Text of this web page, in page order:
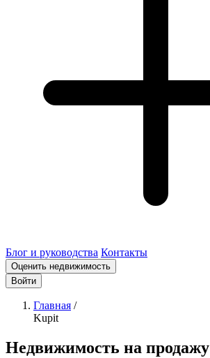
Блог и руководства Контакты
Оценить недвижимость
Войти
Главная /
Kupit
Недвижимость на продажу